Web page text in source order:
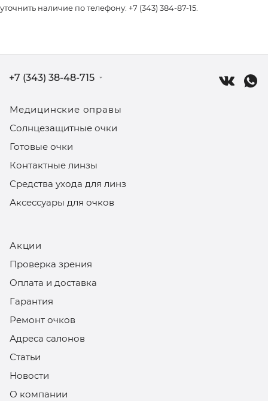
уточнить наличие по телефону: +7 (343) 384-87-15.
Медицинские оправы
Солнцезащитные очки
Готовые очки
Контактные линзы
Средства ухода для линз
Аксессуары для очков
Акции
Проверка зрения
Оплата и доставка
Гарантия
Ремонт очков
Адреса салонов
Статьи
Новости
О компании
+7 (343) 38-48-715